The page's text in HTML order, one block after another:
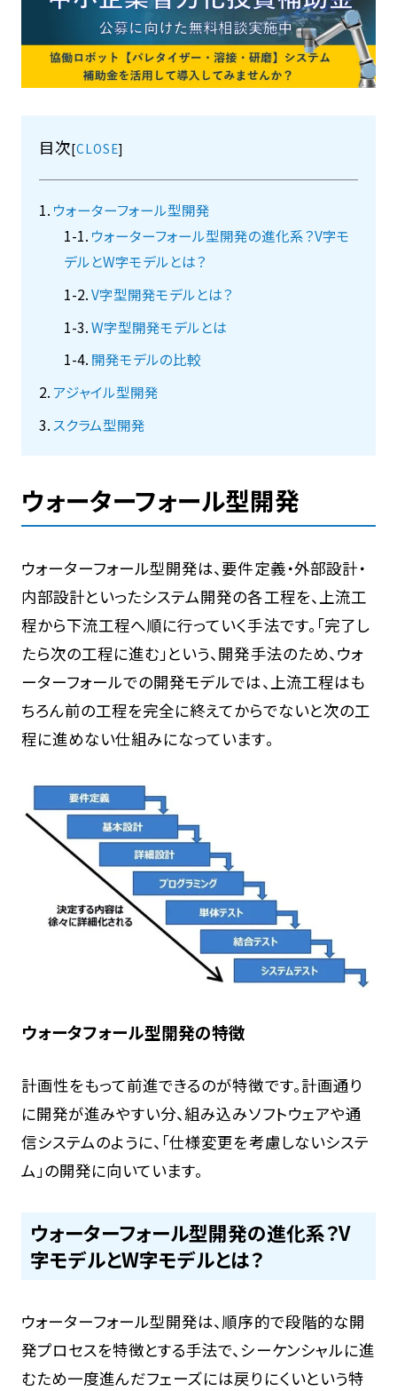
目次[ ]
ウォーターフォール型開発
ウォーターフォール型開発の進化系？V字モ
デルとW字モデルとは？
V字型開発モデルとは？
W字型開発モデルとは
開発モデルの比較
アジャイル型開発
スクラム型開発
ウォーターフォール型開発
ウォーターフォール型開発は、要件定義・外部設計・
内部設計といったシステム開発の各工程を、上流工
程から下流工程へ順に行っていく手法です。「完了し
たら次の工程に進む」という、開発手法のため、ウォ
ーターフォールでの開発モデルでは、上流工程はも
ちろん前の工程を完全に終えてからでないと次の工
程に進めない仕組みになっています。
ウォータフォール型開発の特徴
計画性をもって前進できるのが特徴です。計画通り
に開発が進みやすい分、組み込みソフトウェアや通
信システムのように、「仕様変更を考慮しないシステ
ム」の開発に向いています。
ウォーターフォール型開発の進化系？V
字モデルとW字モデルとは？
ウォーターフォール型開発は、順序的で段階的な開
発プロセスを特徴とする手法で、シーケンシャルに進
むため一度進んだフェーズには戻りにくいという特